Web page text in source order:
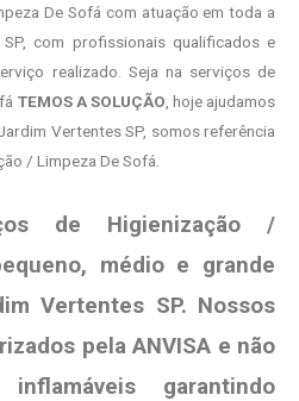
De Sofá com atuação em toda a
com profissionais qualificados e
realizado. Seja na serviços de
TEMOS A SOLUÇÃO , hoje ajudamos
Vertentes SP, somos referência
/ Limpeza De Sofá.
de Higienização /
médio e grande
Vertentes SP. Nossos
pela ANVISA e não
inflamáveis garantindo